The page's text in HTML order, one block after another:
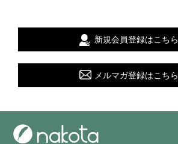
新規会員登録はこちら
メルマガ登録はこちら